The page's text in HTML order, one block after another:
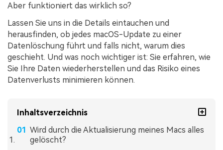
Aber funktioniert das wirklich so?
Lassen Sie uns in die Details eintauchen und
herausfinden, ob jedes macOS-Update zu einer
Datenlöschung führt und falls nicht, warum dies
geschieht. Und was noch wichtiger ist: Sie erfahren, wie
Sie Ihre Daten wiederherstellen und das Risiko eines
Datenverlusts minimieren können.
Inhaltsverzeichnis
Wird durch die Aktualisierung meines Macs alles
gelöscht?